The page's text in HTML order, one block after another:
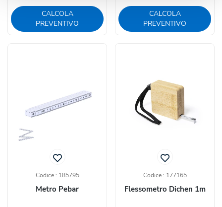
CALCOLA
PREVENTIVO
CALCOLA
PREVENTIVO
Codice : 185795
Metro Pebar
Codice : 177165
Flessometro Dichen 1m